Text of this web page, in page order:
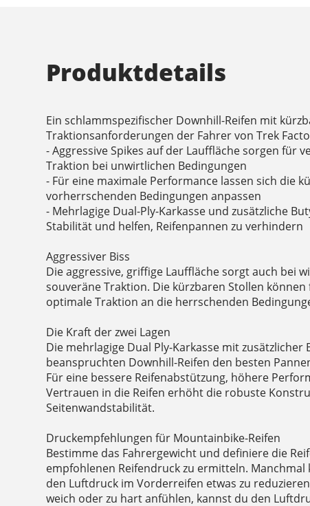
Produktdetails
Ein schlammspezifischer Downhill-Reifen mit
Traktionsanforderungen der Fahrer von Trek
- Aggressive Spikes auf der Lauffläche sorgen für
Traktion bei unwirtlichen Bedingungen
- Für eine maximale Performance lassen sich die
vorherrschenden Bedingungen anpassen
- Mehrlagige Dual-Ply-Karkasse und zusätzliche
Stabilität und helfen, Reifenpannen zu verhindern
Aggressiver Biss
Die aggressive, griffige Lauffläche sorgt auch bei
souveräne Traktion. Die kürzbaren Stollen
optimale Traktion an die herrschenden
Die Kraft der zwei Lagen
Die mehrlagige Dual Ply-Karkasse mit
beanspruchten Downhill-Reifen den besten
Für eine bessere Reifenabstützung, höhere
Vertrauen in die Reifen erhöht die robuste
Seitenwandstabilität.
Druckempfehlungen für Mountainbike-Reifen
Bestimme das Fahrergewicht und definiere die
empfohlenen Reifendruck zu ermitteln. Manchmal
den Luftdruck im Vorderreifen etwas zu
weich oder zu hart anfühlen, kannst du den